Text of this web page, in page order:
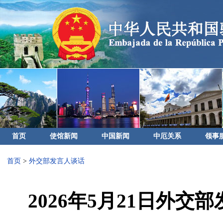
首页 使馆新闻 中国新闻 中厄关系 领事
首页 > 外交部发言人谈话
2026年5月21日外交